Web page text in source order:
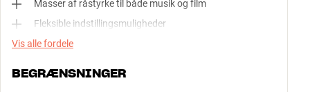
Masser af råstyrke til både musik og film
Fleksible indstillingsmuligheder
Vis alle fordele
BEGRÆNSNINGER